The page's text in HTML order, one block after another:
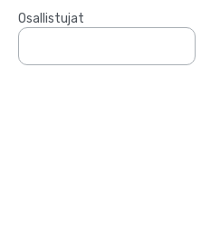
Osallistujat